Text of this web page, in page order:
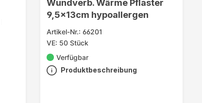
Wundverb. Wärme Pflaster
9,5x13cm hypoallergen
Artikel-Nr.: 66201
VE: 50 Stück
Verfügbar
Produktbeschreibung